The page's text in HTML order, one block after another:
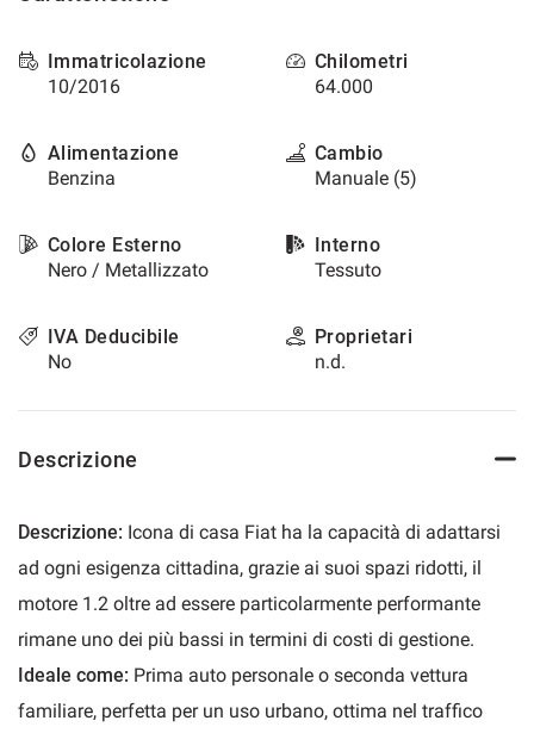
Immatricolazione
10/2016
Chilometri
64.000
Alimentazione
Benzina
Cambio
Manuale (5)
Colore Esterno
Nero / Metallizzato
Interno
Tessuto
IVA Deducibile
No
Proprietari
n.d.
Descrizione
Descrizione: Icona di casa Fiat ha la capacità di adattarsi
ad ogni esigenza cittadina, grazie ai suoi spazi ridotti, il
motore 1.2 oltre ad essere particolarmente performante
rimane uno dei più bassi in termini di costi di gestione.
Ideale come: Prima auto personale o seconda vettura
familiare, perfetta per un uso urbano, ottima nel traffico
strumenti
di
tracciamento
rimanda
alla
cookie
Puoi
rivedere
le
tue
momento.
Cookie necessari
Cookie delle preferenze